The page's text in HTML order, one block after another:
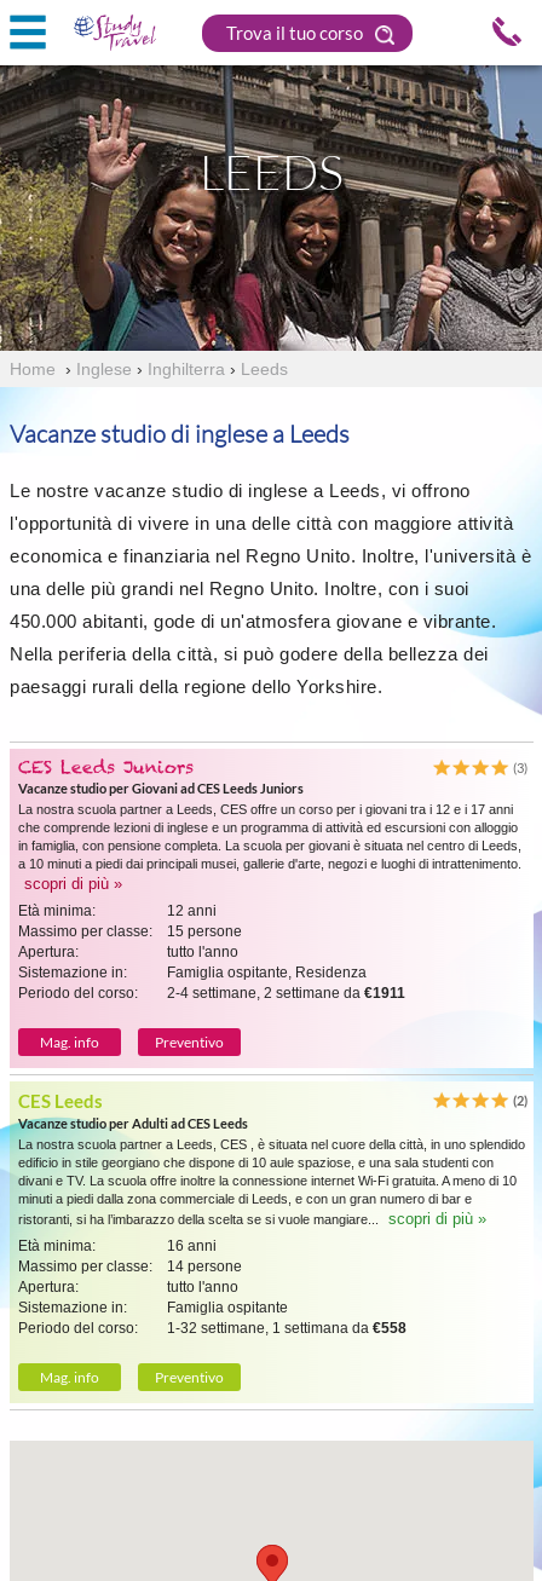
Trova il tuo corso
LEEDS
Home › Inglese › Inghilterra › Leeds
Vacanze studio di inglese a Leeds
Le nostre vacanze studio di inglese a Leeds, vi offrono
l'opportunità di vivere in una delle città con maggiore attività
economica e finanziaria nel Regno Unito. Inoltre, l'università è
una delle più grandi nel Regno Unito. Inoltre, con i suoi
450.000 abitanti, gode di un'atmosfera giovane e vibrante.
Nella periferia della città, si può godere della bellezza dei
paesaggi rurali della regione dello Yorkshire.
CES Leeds Juniors
(3)
Vacanze studio per Giovani ad CES Leeds Juniors
La nostra scuola partner a Leeds, CES offre un corso per i giovani tra i 12 e i 17 anni
che comprende lezioni di inglese e un programma di attività ed escursioni con alloggio
in famiglia, con pensione completa. La scuola per giovani è situata nel centro di Leeds,
a 10 minuti a piedi dai principali musei, gallerie d'arte, negozi e luoghi di intrattenimento.
scopri di più »
Età minima:
12 anni
Massimo per classe:
15 persone
Apertura:
tutto l'anno
Sistemazione in:
Famiglia ospitante, Residenza
Periodo del corso:
2-4 settimane, 2 settimane da €1911
Mag. info Preventivo
CES Leeds
(2)
Vacanze studio per Adulti ad CES Leeds
La nostra scuola partner a Leeds, CES , è situata nel cuore della città, in uno splendido
edificio in stile georgiano che dispone di 10 aule spaziose, e una sala studenti con
divani e TV. La scuola offre inoltre la connessione internet Wi-Fi gratuita. A meno di 10
minuti a piedi dalla zona commerciale di Leeds, e con un gran numero di bar e
ristoranti, si ha l’imbarazzo della scelta se si vuole mangiare...
scopri di più »
Età minima:
16 anni
Massimo per classe:
14 persone
Apertura:
tutto l'anno
Sistemazione in:
Famiglia ospitante
Periodo del corso:
1-32 settimane, 1 settimana da €558
Mag. info Preventivo